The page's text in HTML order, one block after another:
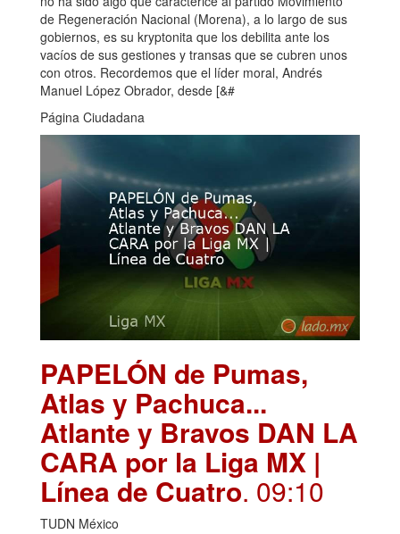
de Regeneración Nacional (Morena), a lo largo de sus
gobiernos, es su kryptonita que los debilita ante los
vacíos de sus gestiones y transas que se cubren unos
con otros. Recordemos que el líder moral, Andrés
Manuel López Obrador, desde [&#
Página Ciudadana
PAPELÓN de Pumas,
Atlas y Pachuca...
Atlante y Bravos DAN LA
CARA por la Liga MX |
Línea de Cuatro. 09:10
TUDN México